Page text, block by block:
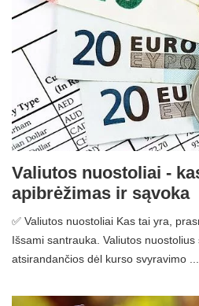
Valiutos nuostoliai -
apibrėžimas ir sąvoka
✅ Valiutos nuostoliai Kas tai yra,
Išsami santrauka. Valiutos
atsirandančios dėl kurso svyravimo